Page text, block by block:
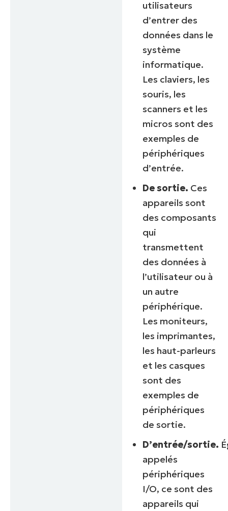
utilisateurs
d’entrer des
données dans le
système
informatique.
Les claviers, les
souris, les
scanners et les
micros sont des
exemples de
périphériques
d’entrée.
De sortie. Ces
appareils sont
des composants
qui
transmettent
des données à
l’utilisateur ou à
un autre
périphérique.
Les moniteurs,
les imprimantes,
les haut-parleurs
et les casques
sont des
exemples de
périphériques
de sortie.
D’entrée/sortie.
appelés
périphériques
I/O, ce sont des
appareils qui